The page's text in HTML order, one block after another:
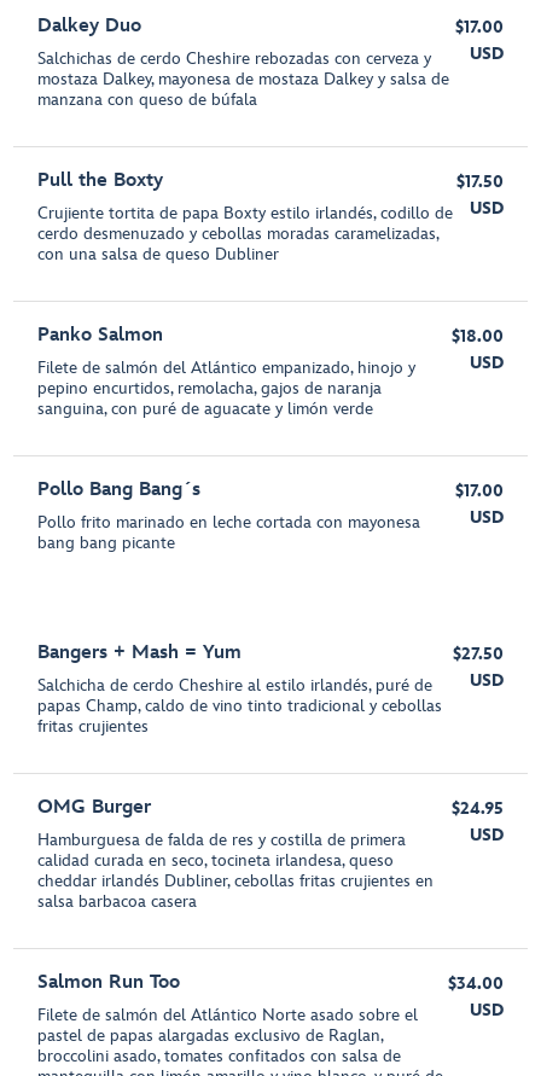
Dalkey Duo
Salchichas de cerdo Cheshire rebozadas con cerveza y
mostaza Dalkey, mayonesa de mostaza Dalkey y salsa de
manzana con queso de búfala
$17.00
USD
Pull the Boxty
Crujiente tortita de papa Boxty estilo irlandés, codillo de
cerdo desmenuzado y cebollas moradas caramelizadas,
con una salsa de queso Dubliner
$17.50
USD
Panko Salmon
Filete de salmón del Atlántico empanizado, hinojo y
pepino encurtidos, remolacha, gajos de naranja
sanguina, con puré de aguacate y limón verde
$18.00
USD
Pollo Bang Bang´s
Pollo frito marinado en leche cortada con mayonesa
bang bang picante
$17.00
USD
Bangers + Mash = Yum
Salchicha de cerdo Cheshire al estilo irlandés, puré de
papas Champ, caldo de vino tinto tradicional y cebollas
fritas crujientes
$27.50
USD
OMG Burger
Hamburguesa de falda de res y costilla de primera
calidad curada en seco, tocineta irlandesa, queso
cheddar irlandés Dubliner, cebollas fritas crujientes en
salsa barbacoa casera
$24.95
USD
Salmon Run Too
Filete de salmón del Atlántico Norte asado sobre el
pastel de papas alargadas exclusivo de Raglan,
broccolini asado, tomates confitados con salsa de
$34.00
USD